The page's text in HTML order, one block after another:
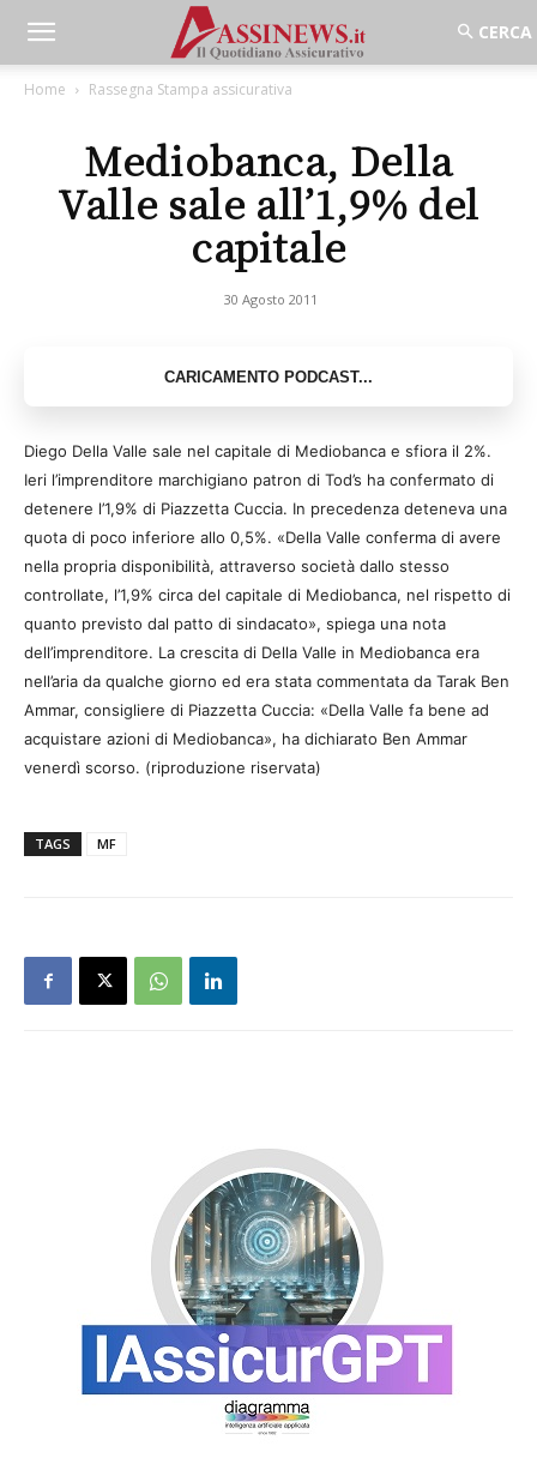
Home Rassegna Stampa assicurativa
Mediobanca, Della
Valle sale all’1,9% del
capitale
30 Agosto 2011
Diego Della Valle sale nel capitale di Mediobanca e sfiora il 2%.
Ieri l’imprenditore marchigiano patron di Tod’s ha confermato di
detenere l’1,9% di Piazzetta Cuccia. In precedenza deteneva una
quota di poco inferiore allo 0,5%. «Della Valle conferma di avere
nella propria disponibilità, attraverso società dallo stesso
controllate, l’1,9% circa del capitale di Mediobanca, nel rispetto di
quanto previsto dal patto di sindacato», spiega una nota
dell’imprenditore. La crescita di Della Valle in Mediobanca era
nell’aria da qualche giorno ed era stata commentata da Tarak Ben
Ammar, consigliere di Piazzetta Cuccia: «Della Valle fa bene ad
acquistare azioni di Mediobanca», ha dichiarato Ben Ammar
venerdì scorso. (riproduzione riservata)
TAGS MF